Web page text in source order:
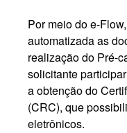
Por meio do e-
automatizada as
realização do Pré-
solicitante
a obtenção do
(CRC), que
eletrônicos.